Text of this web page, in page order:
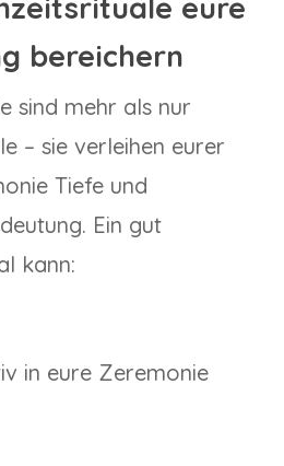
eure
bereichern
sind mehr als nur
– sie verleihen eurer
Tiefe und
Ein gut
kann:
in eure Zeremonie